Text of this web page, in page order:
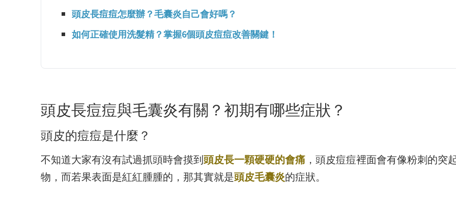
頭皮長痘痘怎麼辦？毛囊炎自己會好嗎？
如何正確使用洗髮精？掌握6個頭皮痘痘改善關鍵！
頭皮長痘痘與毛囊炎有關？初期有哪些症狀？
頭皮的痘痘是什麼？
不知道大家有沒有試過抓頭時會摸到頭皮長一顆硬硬的會痛 ，頭皮痘痘裡面會有像粉刺的突
物，而若果表面是紅紅腫腫的，那其實就是頭皮毛囊炎的症狀。